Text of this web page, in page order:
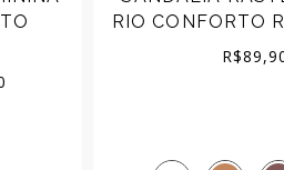
RIO CONFORTO
R$